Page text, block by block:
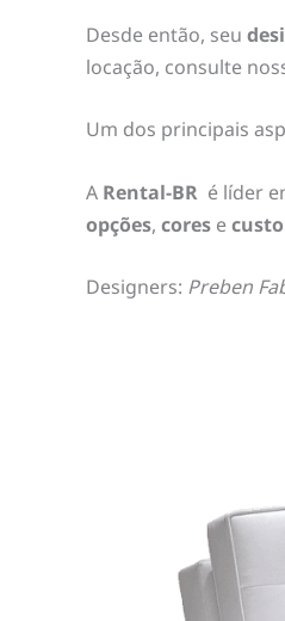
Desde então, seu
locação, consulte
Um dos principais
A Rental-BR é líder
opções, cores e
Designers: Preben